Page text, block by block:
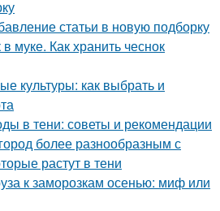
статьи в новую подборку
муке. Как хранить чеснок
культуры: как выбрать и
в тени: советы и рекомендации
более разнообразным с
растут в тени
к заморозкам осенью: миф или